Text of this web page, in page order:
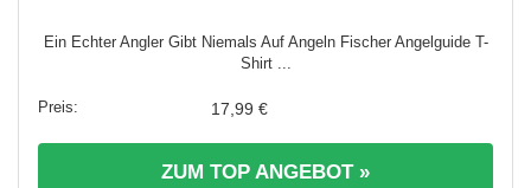
Ein Echter Angler Gibt Niemals Auf Angeln Fischer Angelguide T-
Shirt ...
17,99 €
ZUM TOP ANGEBOT »